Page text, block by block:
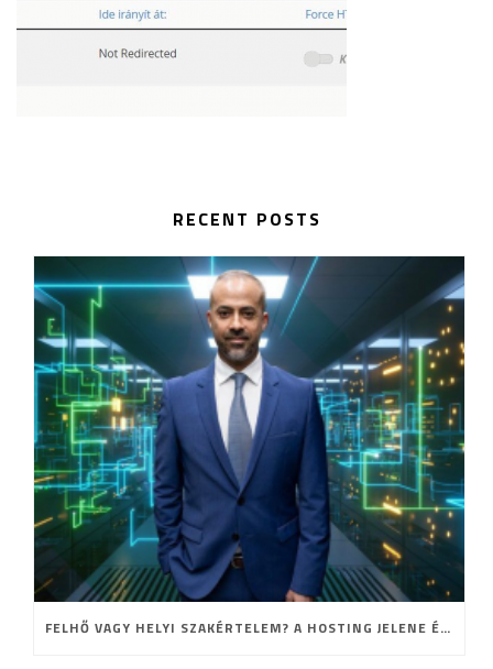
RECENT POSTS
FELHŐ VAGY HELYI SZAKÉRTELEM? A HOSTING JELENE ÉS JÖVŐJE